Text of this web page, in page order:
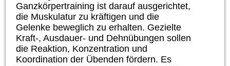
Ganzkörpertraining ist darauf ausgerichtet,
die Muskulatur zu kräftigen und die
Gelenke beweglich zu erhalten. Gezielte
Kraft-, Ausdauer- und Dehnübungen sollen
die Reaktion, Konzentration und
Koordination der Übenden fördern. Es